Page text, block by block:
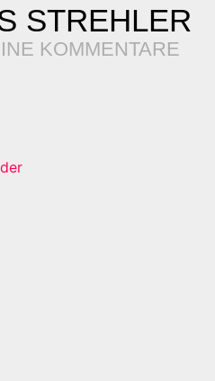
STREHLER
KOMMENTARE